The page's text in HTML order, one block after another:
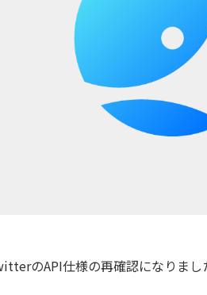
のAPI仕様の再確認になりまし